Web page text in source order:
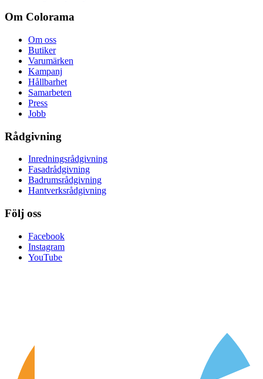
Om Colorama
Om oss
Butiker
Varumärken
Kampanj
Hållbarhet
Samarbeten
Press
Jobb
Rådgivning
Inredningsrådgivning
Fasadrådgivning
Badrumsrådgivning
Hantverksrådgivning
Följ oss
Facebook
Instagram
YouTube